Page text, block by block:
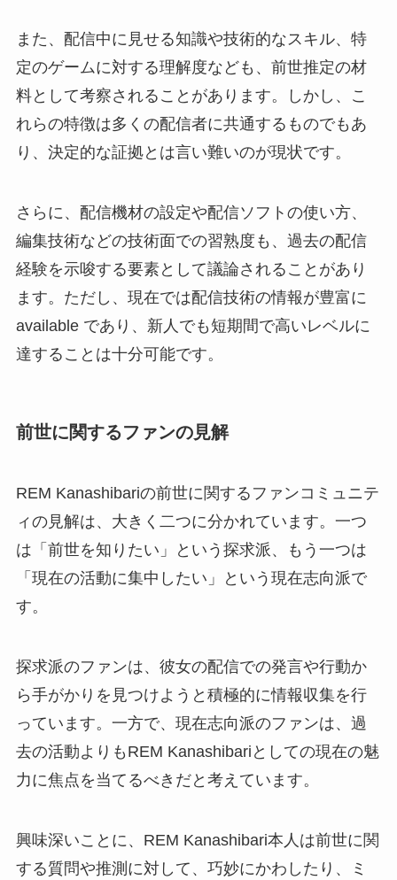
また、配信中に見せる知識や技術的なスキル、特
定のゲームに対する理解度なども、前世推定の材
料として考察されることがあります。しかし、こ
れらの特徴は多くの配信者に共通するものでもあ
り、決定的な証拠とは言い難いのが現状です。
さらに、配信機材の設定や配信ソフトの使い方、
編集技術などの技術面での習熟度も、過去の配信
経験を示唆する要素として議論されることがあり
ます。ただし、現在では配信技術の情報が豊富に
available であり、新人でも短期間で高いレベルに
達することは十分可能です。
前世に関するファンの見解
REM Kanashibariの前世に関するファンコミュニテ
ィの見解は、大きく二つに分かれています。一つ
は「前世を知りたい」という探求派、もう一つは
「現在の活動に集中したい」という現在志向派で
す。
探求派のファンは、彼女の配信での発言や行動か
ら手がかりを見つけようと積極的に情報収集を行
っています。一方で、現在志向派のファンは、過
去の活動よりもREM Kanashibariとしての現在の魅
力に焦点を当てるべきだと考えています。
興味深いことに、REM Kanashibari本人は前世に関
する質問や推測に対して、巧妙にかわしたり、ミ